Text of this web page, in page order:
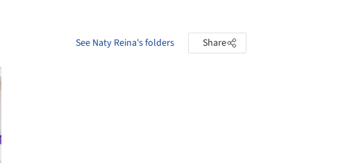
See Naty Reina's folders Share